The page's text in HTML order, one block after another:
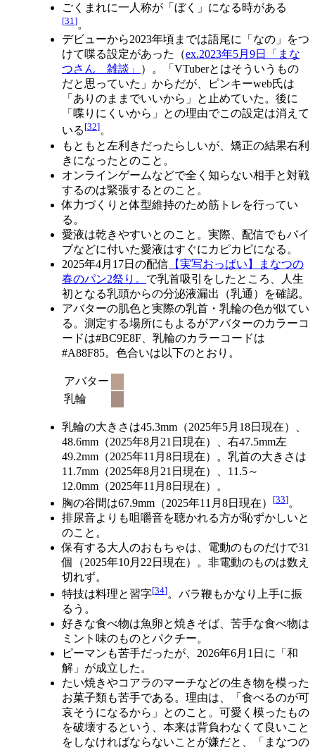
ごくまれに一人称が「ぼく」になる時がある
[31 ]。
デビューから2023年頃までは語尾に「なの」をつ
けて喋る設定があった（ex.2023年5月9日「まな
つさん 雑談」
）。「VTuberとはそういうもの
だと思っていた」からだが、ピンキーweb氏は
「ありのままでいいから」と止めていた。後に
「喋りにくいから」との理由でこの設定は消えて
いる [32]。
もともと左利きだったらしいが、矯正の結果右利
きになったとのこと。
オンラインゲームなどで全く知らない相手と対戦
するのは緊張するとのこと。
体力づくりと体型維持のため筋トレを行ってい
る。
愛液は乾きやすいとのこと。実際、配信でもバイ
ブなどに付いた愛液はすぐにカピカピになる。
2025年4月17日の配信 【実写おっぱい】まなつの
春のパン2祭り。 で乳首吸引をしたところ、人生
初となる乳頭からの分泌液漏出（乳通）を確認。
アバターの肌色と実際の乳首・乳輪の色が似てい
る。測定する場所にもよるがアバターのカラーコ
ードは#BC9E8F、乳輪のカラーコードは
#A88F85。色合いは以下のとおり。
アバター
乳輪
乳輪の大きさは45.3mm（2025年5月18日現在）、
48.6mm（2025年8月21日現在）、右47.5mm左
49.2mm（2025年11月8日現在）。乳首の大きさは
11.7mm（2025年8月21日現在）、11.5～
12.0mm（2025年11月8日現在）。
胸の谷間は67.9mm（2025年11月8日現在）
[33]。
排尿音よりも咀嚼音を聴かれる方が恥ずかしいと
のこと。
保有する大人のおもちゃは、電動のものだけで31
個（2025年10月22日現在）。非電動のものは数え
切れず。
特技は料理と習字[34]。バラ鞭もかなり上手に振
るう。
好きな食べ物は魚卵と焼きそば、苦手な食べ物は
ミント味のものとパクチー。
ピーマンも苦手だったが、2026年6月1日に「和
解」が成立した。
たい焼きやコアラのマーチなどの生き物を模った
お菓子類も苦手である。理由は、「食べるのが可
哀そうになるから」とのこと。可愛く模ったもの
を破壊するという、本来は背負わなくて良いこと
をしなければならないことが嫌だと、「まなつの